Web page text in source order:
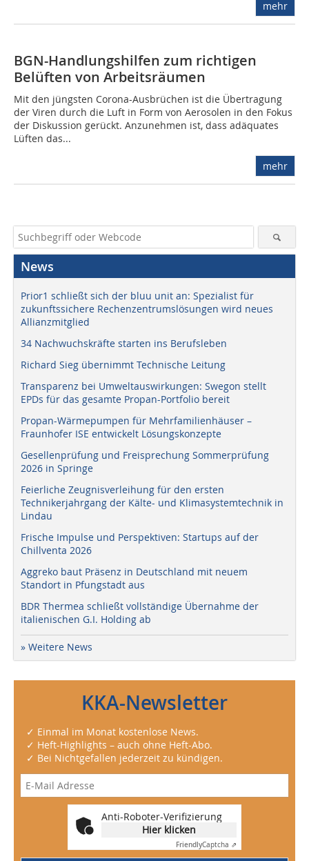
mehr
BGN-Handlungshilfen zum richtigen
Belüften von Arbeitsräumen
Mit den jüngsten Corona-Ausbrüchen ist die Übertragung
der Viren durch die Luft in Form von Aerosolen in den Fokus
der Diskussion gerückt. Anzunehmen ist, dass adäquates
Lüften das...
mehr
News
Prior1 schließt sich der bluu unit an: Spezialist für
zukunftssichere Rechenzentrumslösungen wird neues
Allianzmitglied
34 Nachwuchskräfte starten ins Berufsleben
Richard Sieg übernimmt Technische Leitung
Transparenz bei Umweltauswirkungen: Swegon stellt
EPDs für das gesamte Propan-Portfolio bereit
Propan-Wärmepumpen für Mehrfamilienhäuser –
Fraunhofer ISE entwickelt Lösungskonzepte
Gesellenprüfung und Freisprechung Sommerprüfung
2026 in Springe
Feierliche Zeugnisverleihung für den ersten
Technikerjahrgang der Kälte- und Klimasystemtechnik in
Lindau
Frische Impulse und Perspektiven: Startups auf der
Chillventa 2026
Aggreko baut Präsenz in Deutschland mit neuem
Standort in Pfungstadt aus
BDR Thermea schließt vollständige Übernahme der
italienischen G.I. Holding ab
» Weitere News
KKA-Newsletter
✓ Einmal im Monat kostenlose News.
✓ Heft-Highlights – auch ohne Heft-Abo.
✓ Bei Nichtgefallen jederzeit zu kündigen.
Anti-Roboter-Verifizierung
Hier klicken
FriendlyCaptcha ⇗